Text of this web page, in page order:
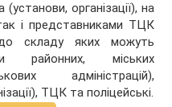
організації), на
і представниками ТЦК
складу яких можуть
районних, міських
адміністрацій),
ТЦК та поліцейські.